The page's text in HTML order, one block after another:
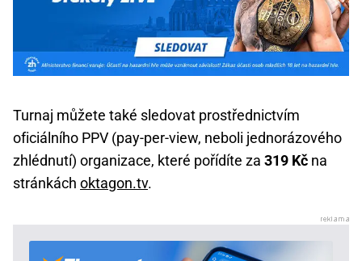
Turnaj můžete také sledovat prostřednictvím
oficiálního PPV (pay-per-view, neboli jednorázového
zhlédnutí) organizace, které pořídíte za 319 Kč na
stránkách oktagon.tv.